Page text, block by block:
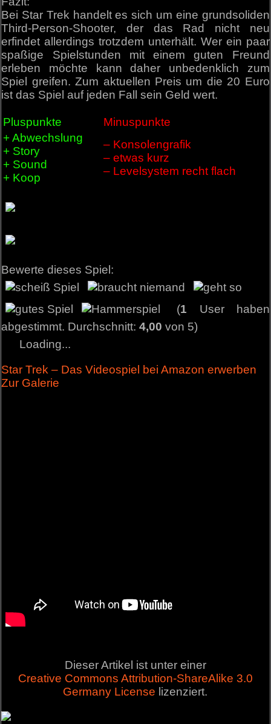
Bei Star Trek handelt es sich um eine grundsoliden
Third-Person-Shooter, der das Rad nicht neu
erfindet allerdings trotzdem unterhält. Wer ein paar
spaßige Spielstunden mit einem guten Freund
erleben möchte kann daher unbedenklich zum
Spiel greifen. Zum aktuellen Preis um die 20 Euro
ist das Spiel auf jeden Fall sein Geld wert.
Pluspunkte
Minuspunkte
+ Abwechslung
+ Story
+ Sound
+ Koop
– Konsolengrafik
– etwas kurz
– Levelsystem recht flach
Bewerte dieses Spiel:
(1 User haben
abgestimmt. Durchschnitt:4,00 von 5)
Loading...
Star Trek – Das Videospiel bei Amazon erwerben
Zur Galerie
Dieser Artikel ist unter einer
Creative Commons Attribution-ShareAlike 3.0
Germany License lizenziert.